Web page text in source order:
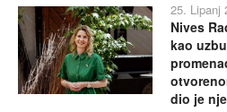
25. Lipanj
Nives
kao
dio je